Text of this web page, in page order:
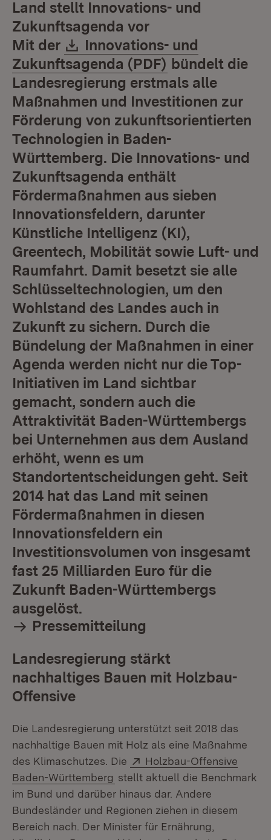
Land stellt Innovations- und
Zukunftsagenda vor
Mit der
Download:
Innovations- und
Zukunftsagenda (PDF) (Öffnet in
bündelt die
Landesregierung erstmals alle
Maßnahmen und Investitionen zur
Förderung von zukunftsorientierten
Technologien in Baden-
Württemberg. Die Innovations- und
Zukunftsagenda enthält
Fördermaßnahmen aus sieben
Innovationsfeldern, darunter
Künstliche Intelligenz (KI),
Greentech, Mobilität sowie Luft- und
Raumfahrt. Damit besetzt sie alle
Schlüsseltechnologien, um den
Wohlstand des Landes auch in
Zukunft zu sichern. Durch die
Bündelung der Maßnahmen in einer
Agenda werden nicht nur die Top-
Initiativen im Land sichtbar
gemacht, sondern auch die
Attraktivität Baden-Württembergs
bei Unternehmen aus dem Ausland
erhöht, wenn es um
Standortentscheidungen geht. Seit
2014 hat das Land mit seinen
Fördermaßnahmen in diesen
Innovationsfeldern ein
Investitionsvolumen von insgesamt
fast 25 Milliarden Euro für die
Zukunft Baden-Württembergs
ausgelöst.
Pressemitteilung
Landesregierung stärkt
nachhaltiges Bauen mit Holzbau-
Offensive
Die Landesregierung unterstützt seit 2018 das
nachhaltige Bauen mit Holz als eine Maßnahme
des Klimaschutzes. Die
Extern:
Holzbau-Offensive
Baden-Württemberg (Öffnet in neuem Fenster)
stellt aktuell die Benchmark
im Bund und darüber hinaus dar. Andere
Bundesländer und Regionen ziehen in diesem
Bereich nach. Der Minister für Ernährung,